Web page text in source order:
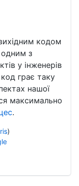
кодом
з
у інженерів
грає таку
нашої
максимально
.
)